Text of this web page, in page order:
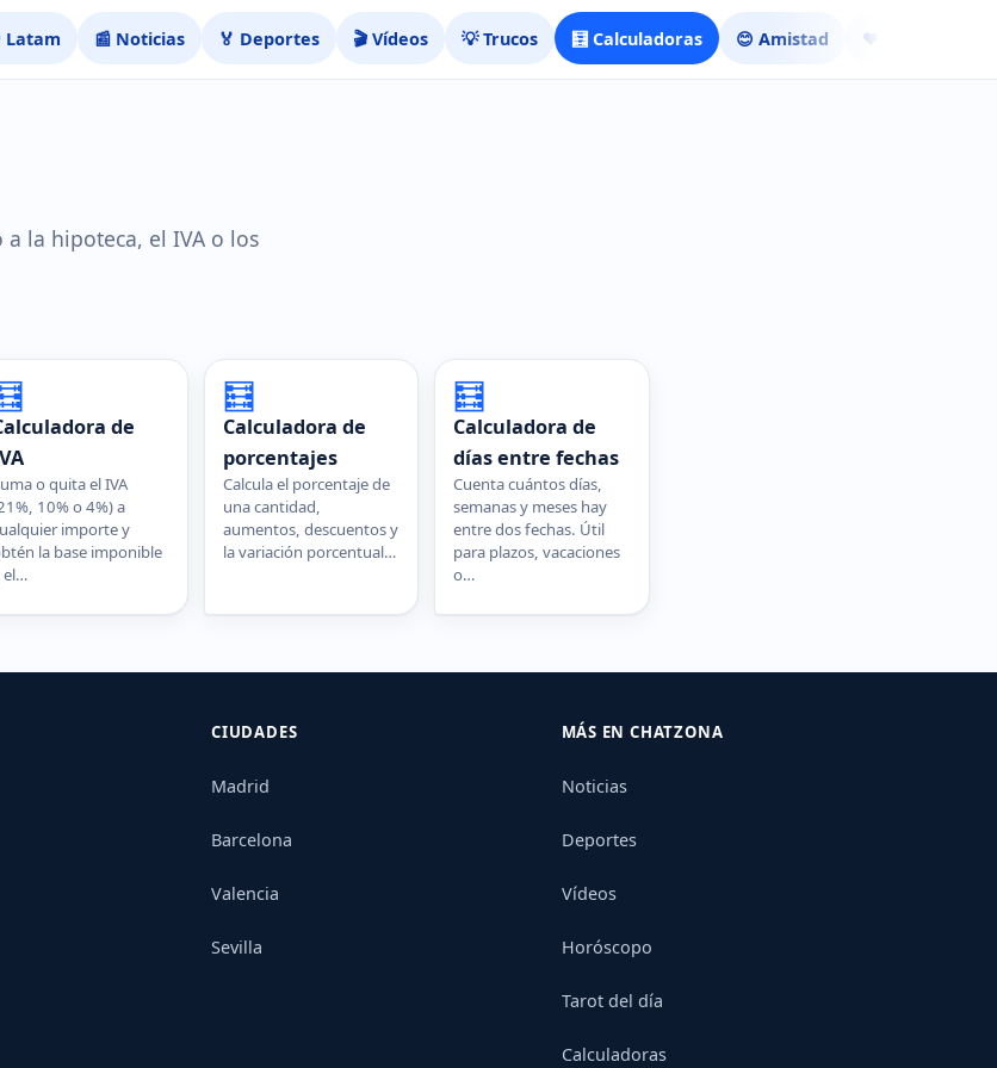
Latam 📰 Noticias 🏅 Deportes 🎬 Vídeos 💡 Trucos 🧮 Calculadoras 😊 Amistad ❤️ Ligar
la hipoteca, el IVA o los
de
o quita el IVA
10% o 4%) a
importe y
la base imponible
el…
🧮
Calculadora de
porcentajes
Calcula el porcentaje de
una cantidad,
aumentos, descuentos y
la variación porcentual…
🧮
Calculadora de
días entre fechas
Cuenta cuántos días,
semanas y meses hay
entre dos fechas. Útil
para plazos, vacaciones
o…
CIUDADES
Madrid
Barcelona
Valencia
Sevilla
MÁS EN CHATZONA
Noticias
Deportes
Vídeos
Horóscopo
Tarot del día
Calculadoras